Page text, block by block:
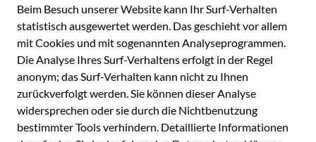
Beim Besuch unserer Website kann Ihr Surf-Verhalten
statistisch ausgewertet werden. Das geschieht vor allem
mit Cookies und mit sogenannten Analyseprogrammen.
Die Analyse Ihres Surf-Verhaltens erfolgt in der Regel
anonym; das Surf-Verhalten kann nicht zu Ihnen
zurückverfolgt werden. Sie können dieser Analyse
widersprechen oder sie durch die Nichtbenutzung
bestimmter Tools verhindern. Detaillierte Informationen